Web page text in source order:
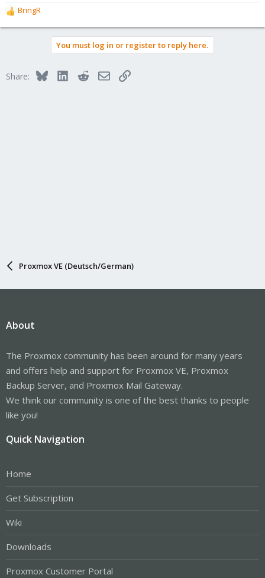
R
e
o
BringR
You must log in or register to reply here.
Share: BlueskyLinkedInRedditEmailLink
Proxmox VE (Deutsch/German)
About
The Proxmox community has been around for many years
and offers help and support for Proxmox VE, Proxmox
Backup Server, and Proxmox Mail Gateway.
We think our community is one of the best thanks to people
like you!
Quick Navigation
Home
Get Subscription
Wiki
Downloads
Proxmox Customer Portal